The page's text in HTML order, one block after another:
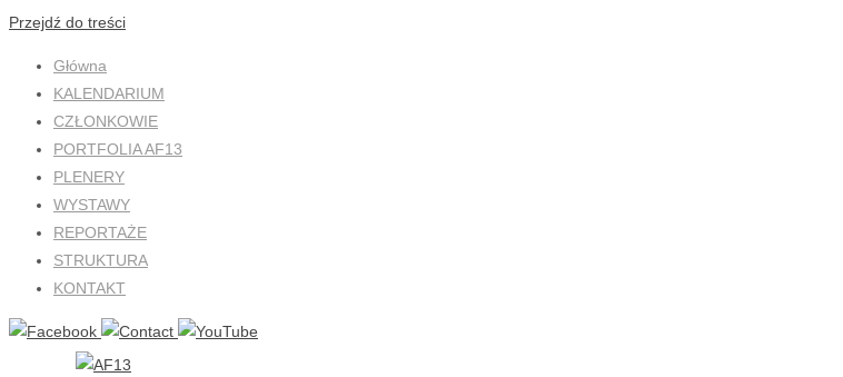
Przejdź do treści
Główna
KALENDARIUM
CZŁONKOWIE
PORTFOLIA AF13
PLENERY
WYSTAWY
REPORTAŻE
STRUKTURA
KONTAKT